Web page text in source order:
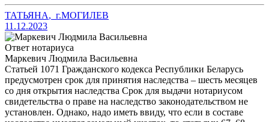
ТАТЬЯНА, г.МОГИЛЕВ
11.12.2023
Ответ нотариуса
Маркевич Людмила Васильевна
Статьей 1071 Гражданского кодекса Республики Беларусь
предусмотрен срок для принятия наследства – шесть месяцев
со дня открытия наследства Срок для выдачи нотариусом
свидетельства о праве на наследство законодательством не
установлен. Однако, надо иметь ввиду, что если в составе